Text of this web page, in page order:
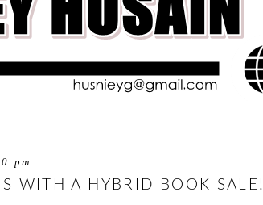
pm
WITH A HYBRID BOOK SALE!